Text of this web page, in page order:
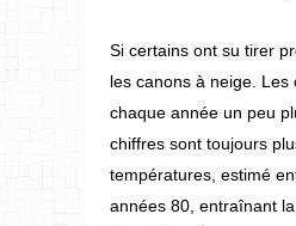
Si certains ont su tirer
les canons à neige.
chaque année un peu
chiffres sont toujours
températures, estimé
années 80, entraînant